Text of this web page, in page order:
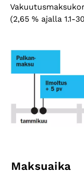
(2,65 % ajalla 1.1-
Maksuaika